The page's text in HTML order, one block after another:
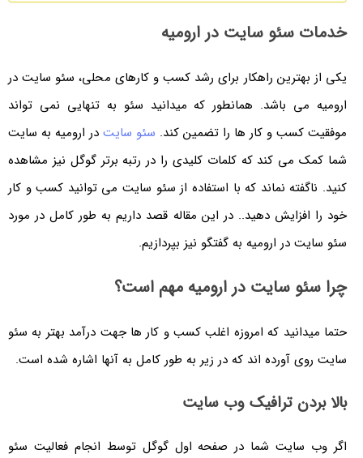
خدمات سئو سایت در ارومیه
یکی از بهترین راهکار برای رشد کسب و کارهای محلی، سئو سایت در
ارومیه می باشد. همانطور که میدانید سئو به تنهایی نمی تواند
موفقیت کسب و کار ها را تضمین کند. سئو سایتدر ارومیه به سایت
شما کمک می کند که کلمات کلیدی را در رتبه برتر گوگل نیز مشاهده
کنید. ناگفته نماند که با استفاده از سئو سایت می توانید کسب و کار
خود را افزایش دهید.. در این مقاله قصد داریم به طور کامل در مورد
سئو سایت در ارومیه به گفتگو نیز بپردازیم.
چرا سئو سایت در ارومیه مهم است؟
حتما میدانید که امروزه اغلب کسب و کار ها جهت درآمد بهتر به سئو
سایت روی آورده اند که در زیر به طور کامل به آنها اشاره شده است.
بالا بردن ترافیک وب سایت
اگر وب سایت شما در صفحه اول گوگل توسط انجام فعالیت سئو